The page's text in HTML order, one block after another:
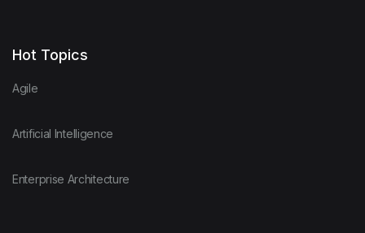
Hot Topics
Agile
Artificial Intelligence
Enterprise Architecture